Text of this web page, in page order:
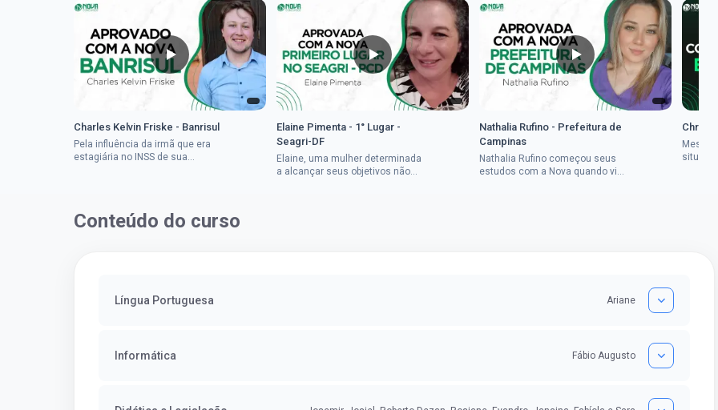
Charles Kelvin Friske - Banrisul
Pela influência da irmã que era
estagiária no INSS de sua
Elaine Pimenta - 1° Lugar -
Seagri-DF
Elaine, uma mulher determinada
a alcançar seus objetivos não
Nathalia Rufino - Prefeitura de
Campinas
Nathalia Rufino começou seus
estudos com a Nova quando viu
Mesmo
Conteúdo do curso
Língua Portuguesa Ariane
Informática Fábio Augusto